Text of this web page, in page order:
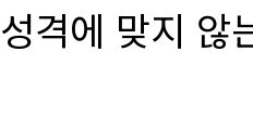
성격에 맞지 않